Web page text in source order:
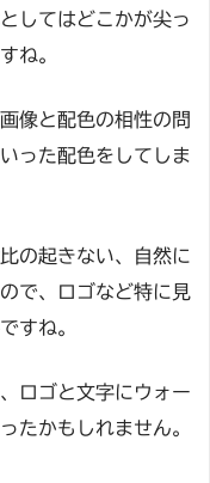
してはどこかが尖っ
ね。
像と配色の相性の問
った配色をしてしま
の起きない、自然に
で、ロゴなど特に見
すね。
ロゴと文字にウォー
たかもしれません。